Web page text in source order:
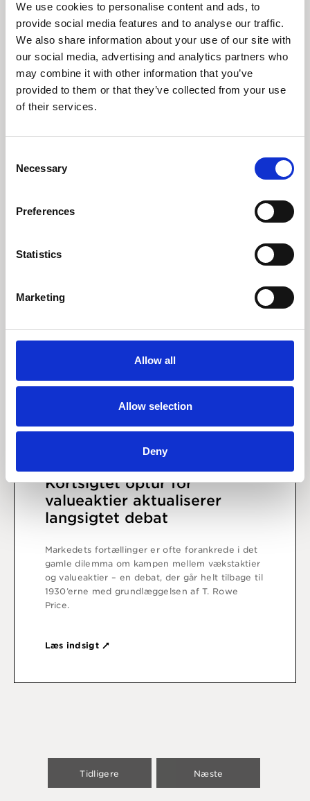
We use cookies to personalise content and ads, to
provide social media features and to analyse our traffic.
We also share information about your use of our site with
our social media, advertising and analytics partners who
may combine it with other information that you’ve
provided to them or that they’ve collected from your use
of their services.
Selection
Necessary
Preferences
Statistics
Marketing
Allow all
Allow selection
Deny
(cloud) og markedets struktur er nu faldet på
plads. “Public cloud”-tjenester leveres over
internettet, og it-ressourcerne deles af
forskellige virksomheder. Dette gør det til en
yderst skalérbar forretning og er også det
primære fokusområde for de tre cloud-giganter
Amazon, Microsoft og Alphabet.
Læs perspektiv
Kortsigtet optur for
valueaktier aktualiserer
langsigtet debat
Markedets fortællinger er ofte forankrede i det
gamle dilemma om kampen mellem vækstaktier
og valueaktier – en debat, der går helt tilbage til
1930’erne med grundlæggelsen af T. Rowe
Price.
Læs indsigt
Tidligere Næste